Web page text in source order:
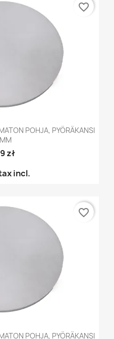
POHJA, PYÖRÄKANSI
zł
incl.
favorite_border
POHJA, PYÖRÄKANSI
favorite_border